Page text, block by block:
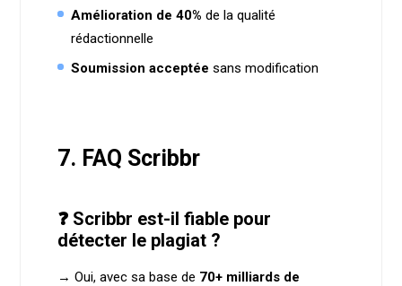
Amélioration de 40% de la qualité
rédactionnelle
Soumission acceptée sans modification
7. FAQ Scribbr
❓ Scribbr est-il fiable pour
détecter le plagiat ?
→ Oui, avec sa base de 70+ milliards de